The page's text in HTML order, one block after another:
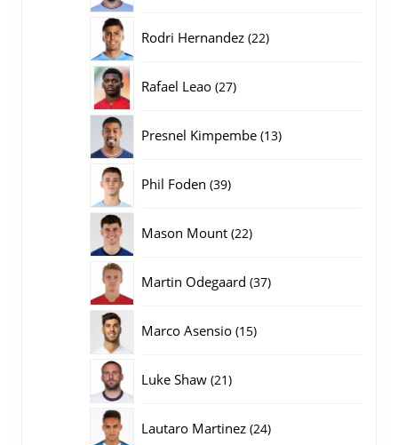
Rodri Hernandez 2222
Rafael Leao 2727
Presnel Kimpembe 1313
Phil Foden 3939
Mason Mount 2222
Martin Odegaard 3737
Marco Asensio 1515
Luke Shaw 2121
Lautaro Martinez 2424